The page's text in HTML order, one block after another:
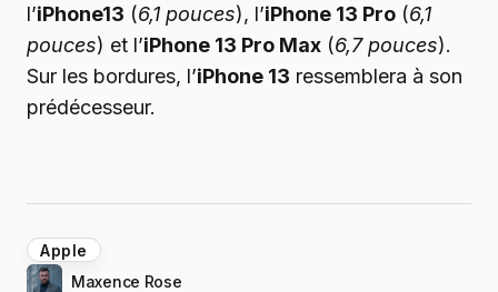
l’iPhone13 (6,1 pouces), l’iPhone 13 Pro (6,1
pouces) et l’iPhone 13 Pro Max (6,7 pouces).
Sur les bordures, l’iPhone 13 ressemblera à son
prédécesseur.
Apple
Maxence Rose